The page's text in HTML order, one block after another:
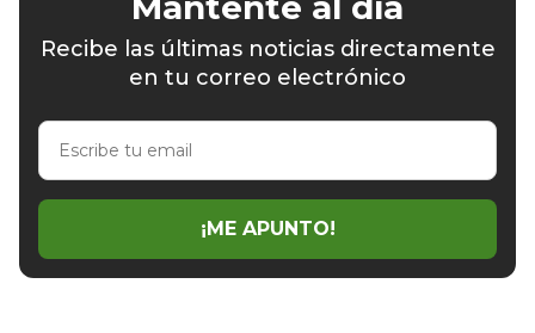
Recibe las últimas noticias directamente
en tu correo electrónico
Escribe
email
¡ME APUNTO!